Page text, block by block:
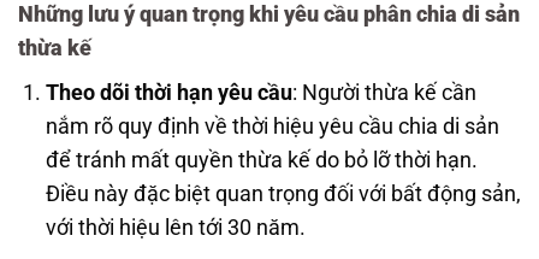
Những lưu ý quan trọng khi yêu cầu phân chia di sản
thừa kế
Theo dõi thời hạn yêu cầu: Người thừa kế cần
nắm rõ quy định về thời hiệu yêu cầu chia di sản
để tránh mất quyền thừa kế do bỏ lỡ thời hạn.
Điều này đặc biệt quan trọng đối với bất động sản,
với thời hiệu lên tới 30 năm.